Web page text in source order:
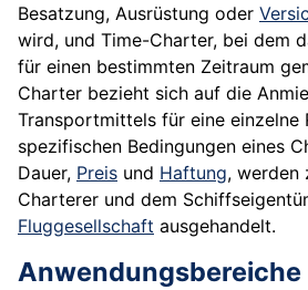
Besatzung, Ausrüstung oder
wird, und Time-Charter, bei dem
für einen bestimmten Zeitraum
Charter bezieht sich auf die
Transportmittels für eine einzelne
spezifischen Bedingungen eines
Dauer, Preis und Haftung, werden
Charterer und dem
Fluggesellschaft ausgehandelt.
Anwendungsbereiche